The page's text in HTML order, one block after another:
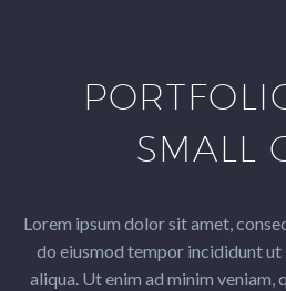
SMALL
Lorem ipsum dolor sit amet,
do eiusmod tempor incididunt
aliqua. Ut enim ad minim